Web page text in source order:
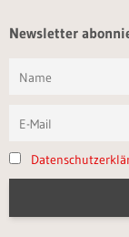
Newsletter